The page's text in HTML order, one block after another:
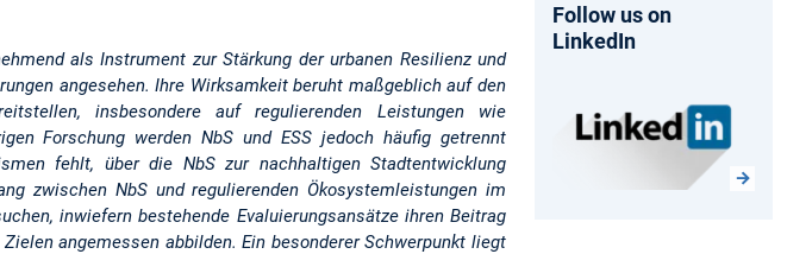
als Instrument zur Stärkung der urbanen Resilienz und
angesehen. Ihre Wirksamkeit beruht maßgeblich auf den
insbesondere auf regulierenden Leistungen wie
Forschung werden NbS und ESS jedoch häufig getrennt
fehlt, über die NbS zur nachhaltigen Stadtentwicklung
zwischen NbS und regulierenden Ökosystemleistungen im
inwiefern bestehende Evaluierungsansätze ihren Beitrag
angemessen abbilden. Ein besonderer Schwerpunkt liegt
Follow us on
LinkedIn